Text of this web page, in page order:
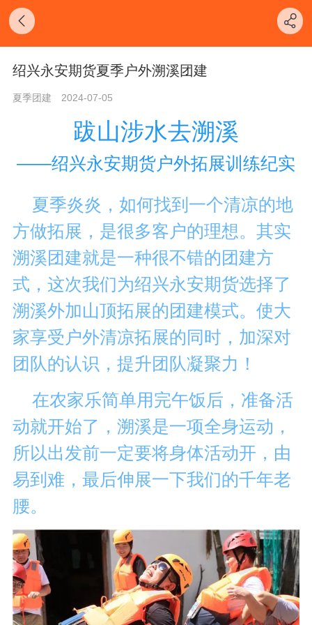
绍兴永安期货夏季户外溯溪团建
夏季团建 2024-07-05
跋山涉水去溯溪
——绍兴永安期货户外拓展训练纪实
夏季炎炎，如何找到一个清凉的地
方做拓展，是很多客户的理想。其实
溯溪团建就是一种很不错的团建方
式，这次我们为绍兴永安期货选择了
溯溪外加山顶拓展的团建模式。使大
家享受户外清凉拓展的同时，加深对
团队的认识，提升团队凝聚力！
在农家乐简单用完午饭后，准备活
动就开始了，溯溪是一项全身运动，
所以出发前一定要将身体活动开，由
易到难，最后伸展一下我们的千年老
腰。